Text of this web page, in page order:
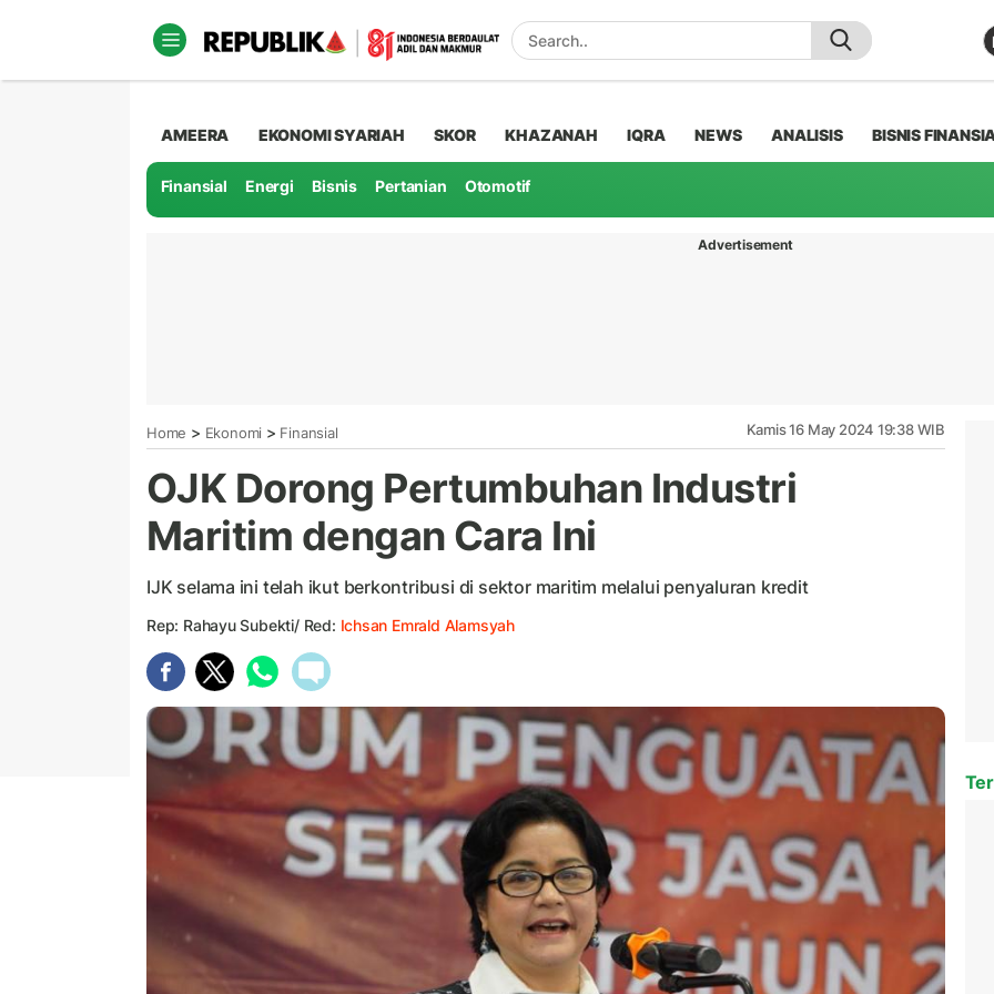
AMEERA EKONOMI SYARIAH SKOR KHAZANAH IQRA NEWS ANALISIS BISNIS
Finansial Energi Bisnis Pertanian Otomotif
Advertisement
Home > Ekonomi > Finansial Kamis 16 May 2024 19:38 WIB
OJK Dorong Pertumbuhan Industri
Maritim dengan Cara Ini
IJK selama ini telah ikut berkontribusi di sektor maritim melalui penyaluran kredit
Rep: Rahayu Subekti/ Red: Ichsan Emrald Alamsyah